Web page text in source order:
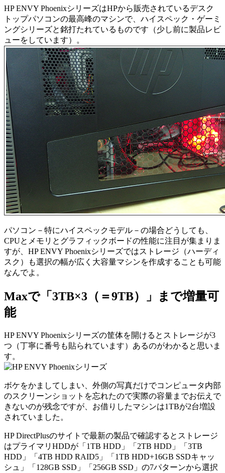
HP ENVY PhoenixシリーズはHPから販売されているデスク
トップパソコンの最高峰のマシンで、ハイスペック・ゲーミ
ングシリーズと銘打たれているものです（少し前に製品レビ
ューをしています）。
パソコン－特にハイスペックモデル－の場合どうしても、
CPUとメモリとグラフィックボードの性能に注目が集まりま
すが、HP ENVY Phoenixシリーズではストレージ（ハーディ
スク）も選択の幅が広く大容量マシンを作成することも可能
なんでよ。
Maxで「3TB×3（＝9TB）」まで増量可
能
HP ENVY Phoenixシリーズの筐体を開けるとストレージが3
つ（丁寧に番号も貼られています）あるのがわかると思いま
す。
ボケをかましてしまい、外側の写真だけでコンピュータ内部
のスクリーンショットを忘れたので実際の容量までお伝えで
きないのが残念ですが、お借りしたマシンは1TBが2台増設
されていました。
HP DirectPlusのサイトで最新の製品で確認するとストレージ
はプライマリHDDが「1TB HDD」「2TB HDD」「3TB
HDD」「4TB HDD RAID5」「1TB HDD+16GB SSDキャッ
シュ」「128GB SSD」「256GB SSD」の7パターンから選択